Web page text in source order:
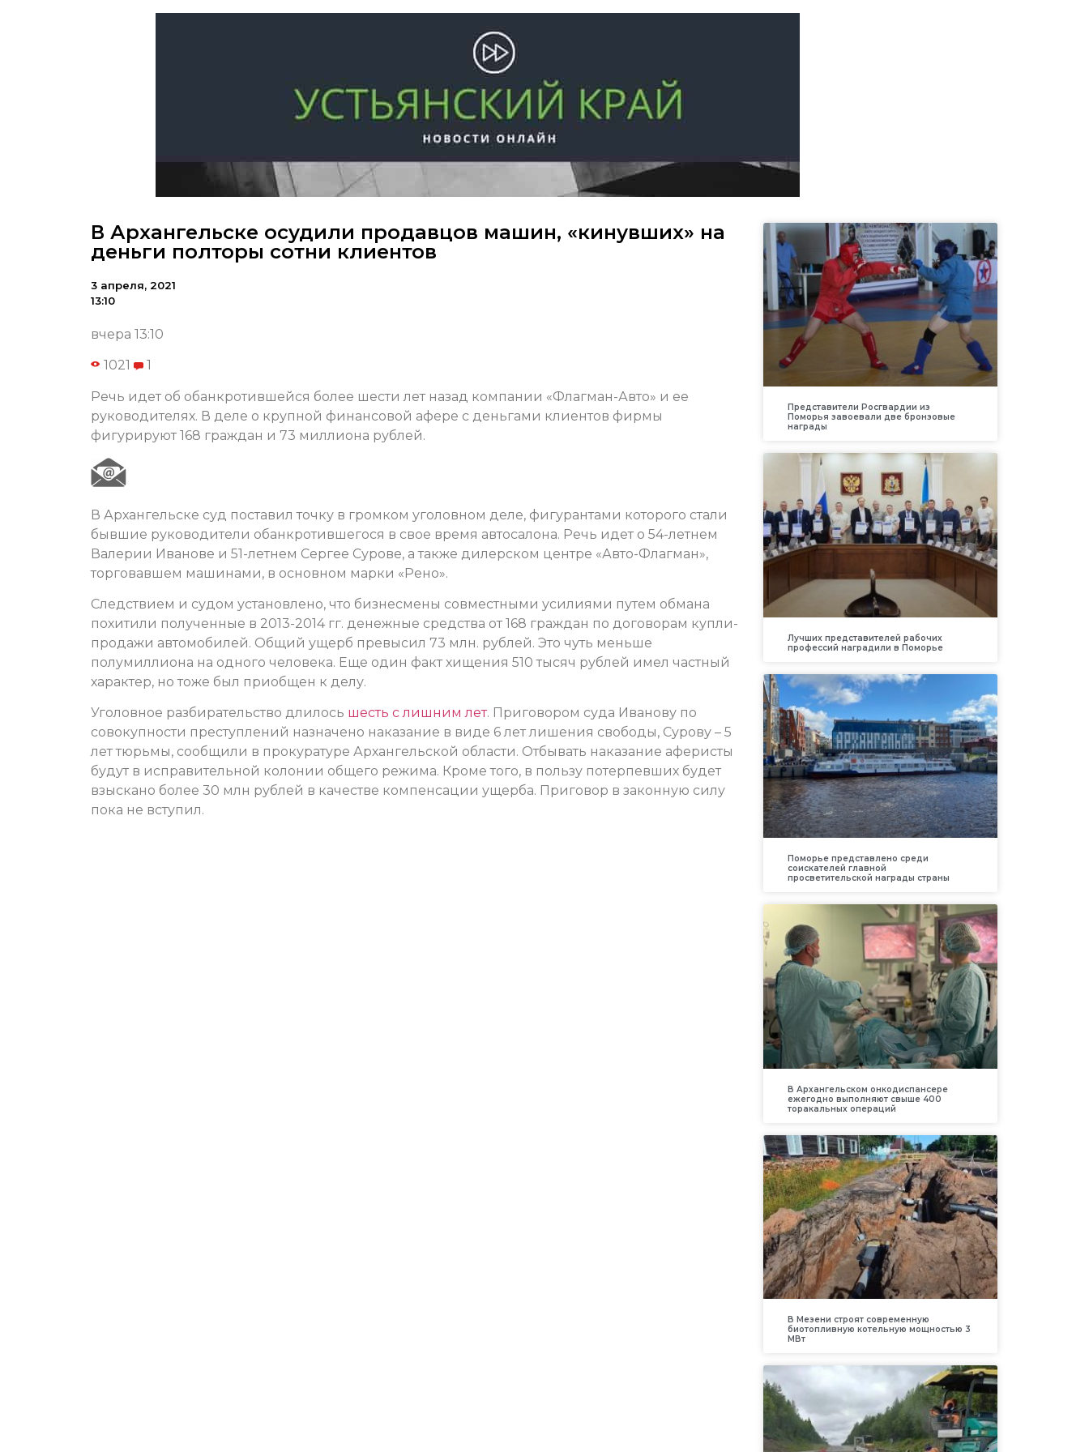
В Архангельске осудили продавцов машин, «кинувших» на
деньги полторы сотни клиентов
3 апреля, 2021
13:10
вчера 13:10
1021 1
Речь идет об обанкротившейся более шести лет назад компании «Флагман-Авто» и ее
руководителях. В деле о крупной финансовой афере с деньгами клиентов фирмы
фигурируют 168 граждан и 73 миллиона рублей.
В Архангельске суд поставил точку в громком уголовном деле, фигурантами которого стали
бывшие руководители обанкротившегося в свое время автосалона. Речь идет о 54-летнем
Валерии Иванове и 51-летнем Сергее Сурове, а также дилерском центре «Авто-Флагман»,
торговавшем машинами, в основном марки «Рено».
Следствием и судом установлено, что бизнесмены совместными усилиями путем обмана
похитили полученные в 2013-2014 гг. денежные средства от 168 граждан по договорам купли-
продажи автомобилей. Общий ущерб превысил 73 млн. рублей. Это чуть меньше
полумиллиона на одного человека. Еще один факт хищения 510 тысяч рублей имел частный
характер, но тоже был приобщен к делу.
Уголовное разбирательство длилось шесть с лишним лет. Приговором суда Иванову по
совокупности преступлений назначено наказание в виде 6 лет лишения свободы, Сурову – 5
лет тюрьмы, сообщили в прокуратуре Архангельской области. Отбывать наказание аферисты
будут в исправительной колонии общего режима. Кроме того, в пользу потерпевших будет
взыскано более 30 млн рублей в качестве компенсации ущерба. Приговор в законную силу
пока не вступил.
Представители Росгвардии из
Поморья завоевали две бронзовые
награды
Лучших представителей рабочих
профессий наградили в Поморье
Поморье представлено среди
соискателей главной
просветительской награды страны
В Архангельском онкодиспансере
ежегодно выполняют свыше 400
торакальных операций
В Мезени строят современную
биотопливную котельную мощностью 3
МВт